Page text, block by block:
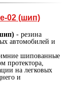
02 (шип)
- резина
автомобилей и
шипованные
протектора,
на легковых
и